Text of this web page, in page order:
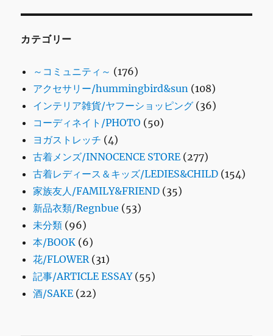
カテゴリー
～コミュニティ～ (176)
アクセサリー/hummingbird&sun (108)
インテリア雑貨/ヤフーショッピング (36)
コーディネイト/PHOTO (50)
ヨガストレッチ (4)
古着メンズ/INNOCENCE STORE (277)
古着レディース＆キッズ/LEDIES&CHILD (154)
家族友人/FAMILY&FRIEND (35)
新品衣類/Regnbue (53)
未分類 (96)
本/BOOK (6)
花/FLOWER (31)
記事/ARTICLE ESSAY(55)
酒/SAKE (22)